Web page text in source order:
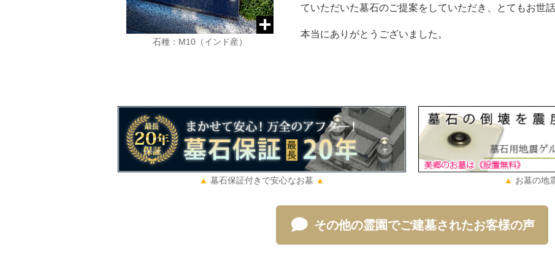
石種：M10（インド産）
ていただいた墓石のご提案をしていただき、とてもお世
本当にありがとうございました。
墓石保証付きで安心なお墓 お墓の地
その他の霊園でご建墓されたお客様の声